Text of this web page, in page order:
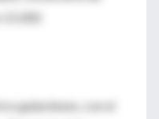
galardones, con el